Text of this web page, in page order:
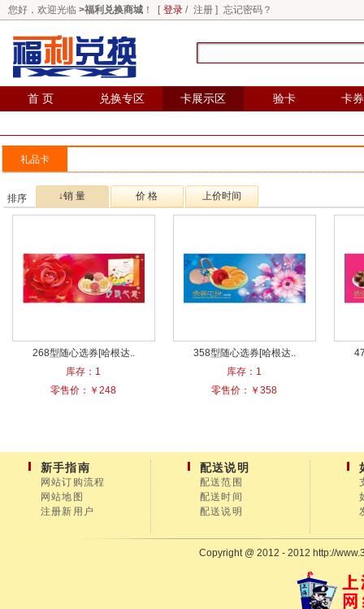
您好，欢迎光临 >福利兑换商城 ！ [ 登录 / 注册 ] 忘记密码？
首 页 兑换专区 卡展示区 验卡 卡
礼品卡
排序 ↓销 量 价 格 上价时间
268型随心选券[哈根达..
库存：1
零售价：￥248
358型随心选券[哈根达..
库存：1
零售价：￥358
新手指南
网站订购流程
网站地图
注册新用户
配送说明
配送范围
配送时间
配送说明
Copyright @ 2012 - 2012 http://